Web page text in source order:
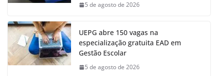
5 de agosto de 2026
UEPG abre 150 vagas na
especialização gratuita EAD em
Gestão Escolar
5 de agosto de 2026